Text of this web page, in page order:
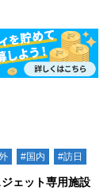
#国内 #訪日
ェット専用施設